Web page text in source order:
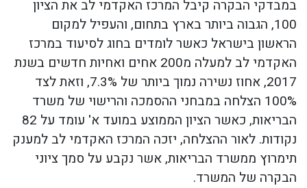
במבדקי הבקרה קיבל המרכז האקדמי לב את הציון
100, הגבוה ביותר בארץ בתחום, והעפיל למקום
הראשון בישראל כאשר לומדים בחוג לסיעוד במרכז
האקדמי לב למעלה מ200 אחים ואחיות חדשים בשנת
2017, אחוז נשירה נמוך ביותר של 7.3%, וזאת לצד
100% הצלחה במבחני ההסמכה והרישוי של משרד
הבריאות, כאשר הציון הממוצע במועד א' עומד על 82
נקודות. לאור ההצלחה, יזכה המרכז האקדמי לב למענק
תימרוץ ממשרד הבריאות, אשר נקבע על סמך ציוני
הבקרה של המשרד.